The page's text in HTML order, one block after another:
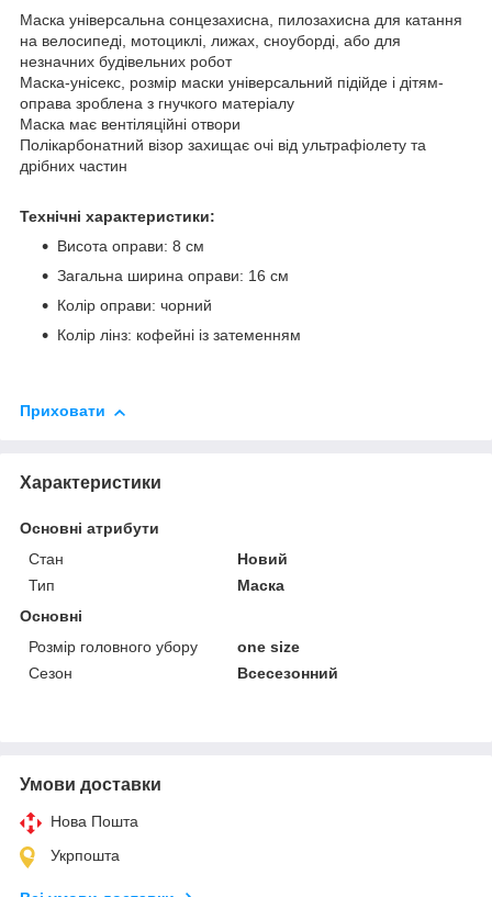
Маска універсальна сонцезахисна, пилозахисна для катання
на велосипеді, мотоциклі, лижах, сноуборді, або для
незначних будівельних робот
Маска-унісекс, розмір маски універсальний підійде і дітям-
оправа зроблена з гнучкого матеріалу
Маска має вентіляційні отвори
Полікарбонатний візор захищає очі від ультрафіолету та
дрібних частин
Технічні характеристики:
Висота оправи: 8 см
Загальна ширина оправи: 16 см
Колір оправи: чорний
Колір лінз: кофейні із затеменням
Приховати
Характеристики
Основні атрибути
Стан
Новий
Тип
Маска
Основні
Розмір головного убору
one size
Сезон
Всесезонний
Умови доставки
Нова Пошта
Укрпошта